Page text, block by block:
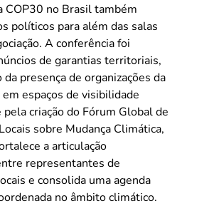
COP30 no Brasil também
políticos para além das salas
A conferência foi
de garantias territoriais,
da presença de organizações da
espaços de visibilidade
criação do Fórum Global de
sobre Mudança Climática,
a articulação
representantes de
e consolida uma agenda
no âmbito climático.